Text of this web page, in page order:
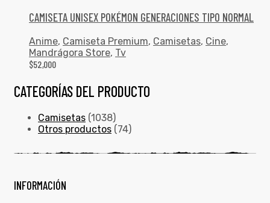
CAMISETA UNISEX POKÉMON GENERACIONES TIPO NORMAL
Anime, Camiseta Premium, Camisetas, Cine,
Mandrágora Store, Tv
$52,000
CATEGORÍAS DEL PRODUCTO
Camisetas (1038)
Otros productos (74)
INFORMACIÓN